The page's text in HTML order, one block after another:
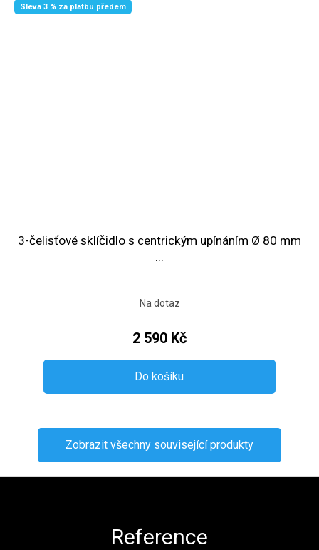
Sleva 3 % za platbu předem
3-čelisťové sklíčidlo s centrickým upínáním Ø 80 mm
...
Na dotaz
2 590 Kč
Do košíku
Zobrazit všechny související produkty
Reference